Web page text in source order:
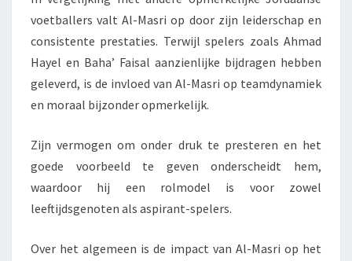
voetballers valt Al-Masri op door zijn leiderschap en
consistente prestaties. Terwijl spelers zoals Ahmad
Hayel en Baha’ Faisal aanzienlijke bijdragen hebben
geleverd, is de invloed van Al-Masri op teamdynamiek
en moraal bijzonder opmerkelijk.
Zijn vermogen om onder druk te presteren en het
goede voorbeeld te geven onderscheidt hem,
waardoor hij een rolmodel is voor zowel
leeftijdsgenoten als aspirant-spelers.
Over het algemeen is de impact van Al-Masri op het